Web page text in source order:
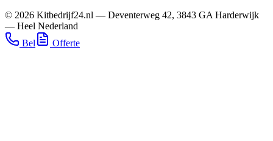
© 2026 Kitbedrijf24.nl — Deventerweg 42, 3843 GA Harderwijk
— Heel Nederland
Bel
Offerte